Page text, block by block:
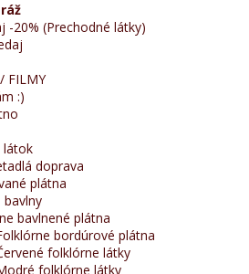
-20% (Prechodné látky)
FILMY
:)
látok
doprava
plátna
bavlny
bavlnené plátna
bordúrové plátna
folklórne látky
folklórne látky